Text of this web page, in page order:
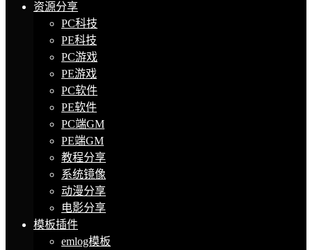
资源分享
PC科技
PE科技
PC游戏
PE游戏
PC软件
PE软件
PC端GM
PE端GM
教程分享
系统镜像
动漫分享
电影分享
模板插件
emlog模板